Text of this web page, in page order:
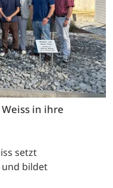
in ihre
setzt
bildet